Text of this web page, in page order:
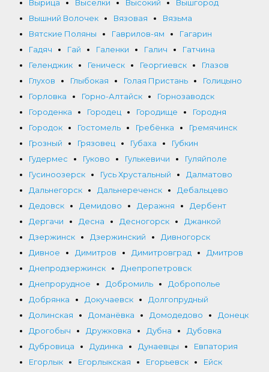
Вырица Выселки Высокий
Вышгород
Вышний Волочек
Вязовая
Вязьма
Вятские Поляны
Гаврилов-ям
Гагарин
Гадяч
Гай Галенки Галич
Гатчина
Геленджик
Геническ Георгиевск
Глазов
Глухов
Глыбокая Голая Пристань
Голицыно
Горловка
Горно-Алтайск
Горнозаводск
Городенка
Городец Городище
Городня
Городок
Гостомель Гребёнка
Гремячинск
Грозный
Грязовец Губаха
Губкин
Гудермес
Гуково Гулькевичи
Гуляйполе
Гусиноозерск
Гусь Хрустальный
Далматово
Дальнегорск
Дальнереченск
Дебальцево
Дедовск
Демидово Деражня
Дербент
Дергачи
Десна Десногорск
Джанкой
Дзержинск
Дзержинский
Дивногорск
Дивное
Димитров Димитровград
Дмитров
Днепродзержинск
Днепропетровск
Днепрорудное
Добромиль
Доброполье
Добрянка
Докучаевск
Долгопрудный
Долинская
Доманёвка Домодедово
Донецк
Дрогобыч
Дружковка Дубна
Дубовка
Дубровица
Дудинка Дунаевцы
Евпатория
Егорлык
Егорлыкская Егорьевск
Ейск